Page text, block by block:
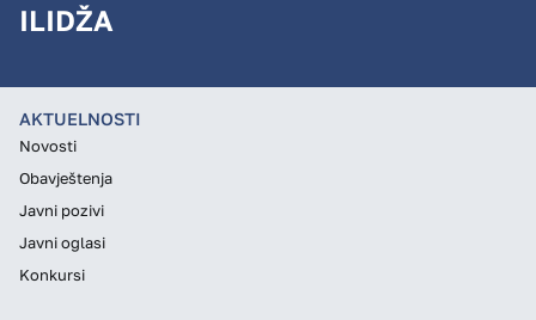
ILIDŽA
AKTUELNOSTI
Novosti
Obavještenja
Javni pozivi
Javni oglasi
Konkursi